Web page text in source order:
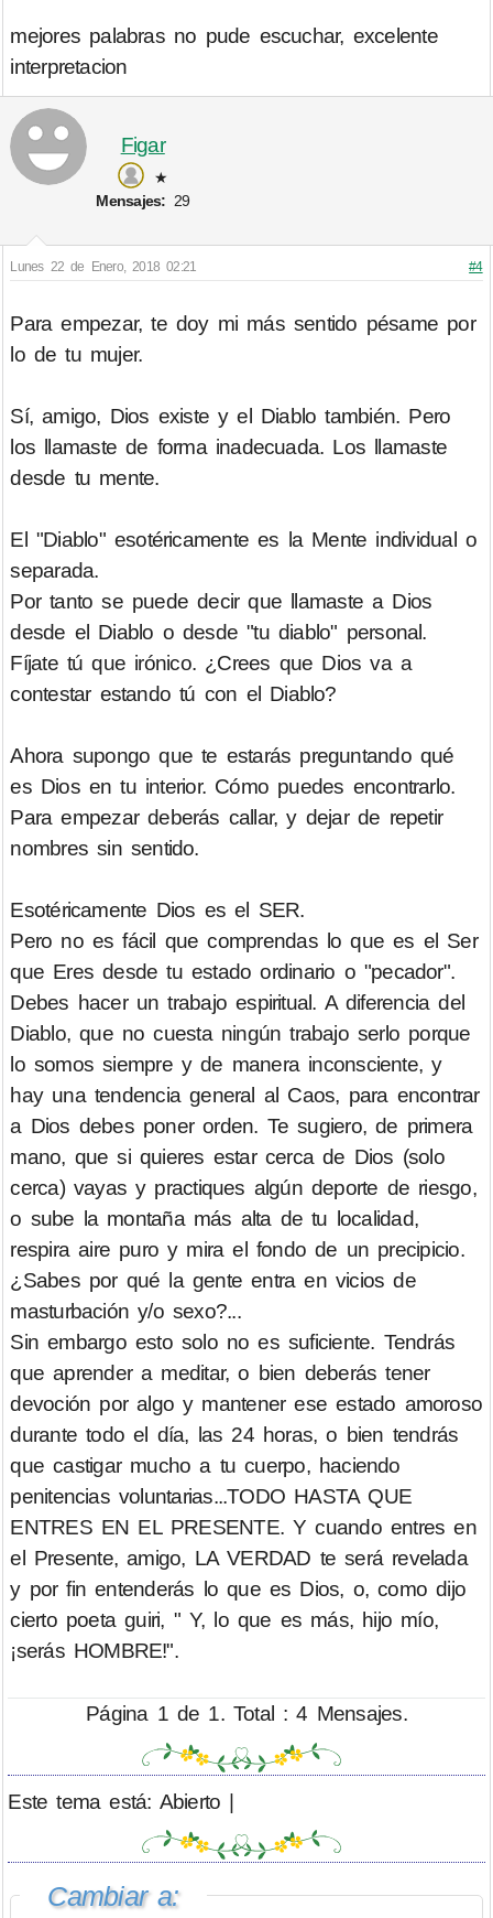
mejores palabras no pude escuchar, excelente
interpretacion
Figar
★
Mensajes: 29
Lunes 22 de Enero, 2018 02:21 #4
Para empezar, te doy mi más sentido pésame por
lo de tu mujer.
Sí, amigo, Dios existe y el Diablo también. Pero
los llamaste de forma inadecuada. Los llamaste
desde tu mente.
El "Diablo" esotéricamente es la Mente individual o
separada.
Por tanto se puede decir que llamaste a Dios
desde el Diablo o desde "tu diablo" personal.
Fíjate tú que irónico. ¿Crees que Dios va a
contestar estando tú con el Diablo?
Ahora supongo que te estarás preguntando qué
es Dios en tu interior. Cómo puedes encontrarlo.
Para empezar deberás callar, y dejar de repetir
nombres sin sentido.
Esotéricamente Dios es el SER.
Pero no es fácil que comprendas lo que es el Ser
que Eres desde tu estado ordinario o "pecador".
Debes hacer un trabajo espiritual. A diferencia del
Diablo, que no cuesta ningún trabajo serlo porque
lo somos siempre y de manera inconsciente, y
hay una tendencia general al Caos, para encontrar
a Dios debes poner orden. Te sugiero, de primera
mano, que si quieres estar cerca de Dios (solo
cerca) vayas y practiques algún deporte de riesgo,
o sube la montaña más alta de tu localidad,
respira aire puro y mira el fondo de un precipicio.
¿Sabes por qué la gente entra en vicios de
masturbación y/o sexo?...
Sin embargo esto solo no es suficiente. Tendrás
que aprender a meditar, o bien deberás tener
devoción por algo y mantener ese estado amoroso
durante todo el día, las 24 horas, o bien tendrás
que castigar mucho a tu cuerpo, haciendo
penitencias voluntarias...TODO HASTA QUE
ENTRES EN EL PRESENTE. Y cuando entres en
el Presente, amigo, LA VERDAD te será revelada
y por fin entenderás lo que es Dios, o, como dijo
cierto poeta guiri, " Y, lo que es más, hijo mío,
¡serás HOMBRE!".
Página 1 de 1. Total : 4 Mensajes.
Este tema está: Abierto |
Cambiar a: